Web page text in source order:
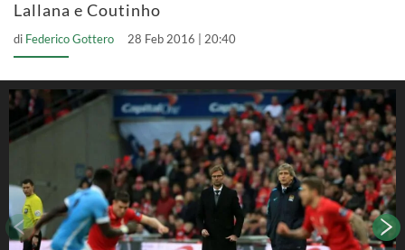
Lallana e Coutinho
di Federico Gottero 28 Feb 2016 | 20:40